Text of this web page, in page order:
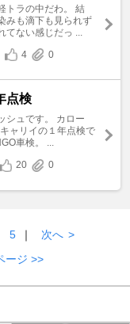
トラの中だわ。 結
みも滴下も見られず
ない感じだっ ...
4 0
点検
シュです。 カロー
ャリイの１年点検で
車検。 ...
20 0
5 ｜ 次へ >
ージ >>